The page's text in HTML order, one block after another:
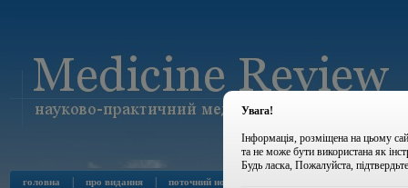
головна про видання поточний номер
Увага!
Інформація, розміщена на цьому
та не може бути використана як
Будь ласка, Пожалуйста,